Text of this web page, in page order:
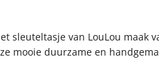
sleuteltasje van LouLou maak
mooie duurzame en